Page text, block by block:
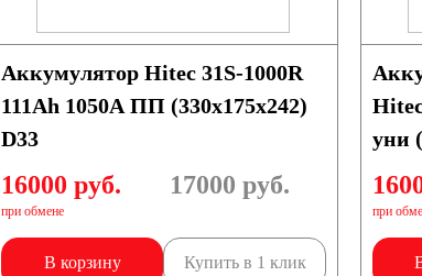
Аккумулятор Hitec 31S-1000R
111Ah 1050A ПП (330х175х242)
D33
16000 руб.
при обмене
17000 руб.
В корзину Купить в 1 клик
уни
при